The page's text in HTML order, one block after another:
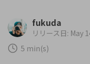
fukuda
リリース日: May
5 min(s)